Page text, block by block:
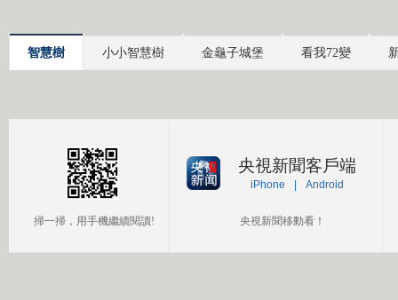
智慧樹 小小智慧樹 金龜子城堡 看我72變
掃一掃，用手機繼續閱讀!
央視新聞客戶端
iPhone | Android
央視新聞移動看！